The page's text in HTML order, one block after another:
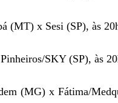
(MT) x Sesi (SP), às
SKY (SP), às
(MG) x Fátima/